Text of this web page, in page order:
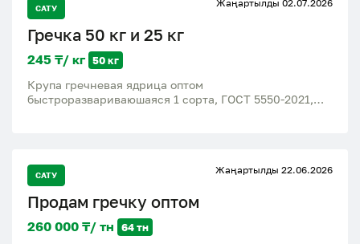
САТУ Жаңартылды 02.07.2026
Гречка 50 кг и 25 кг
245 ₸/ кг 50 кг
Крупа гречневая ядрица оптом
быстроразвариваюшаяся 1 сорта, ГОСТ 5550-2021,
САТУ Жаңартылды 22.06.2026
Продам гречку оптом
260 000 ₸/ тн 64 тн